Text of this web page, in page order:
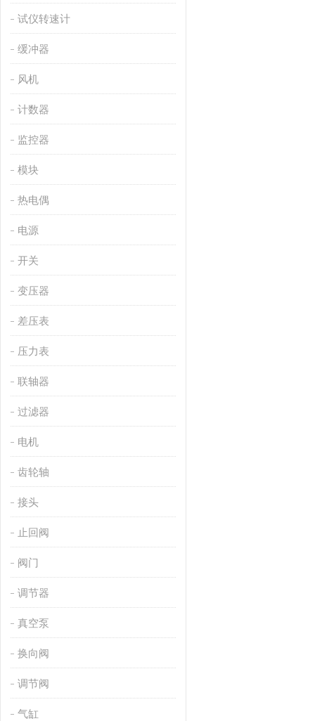
试仪转速计
缓冲器
风机
计数器
监控器
模块
热电偶
电源
开关
变压器
差压表
压力表
联轴器
过滤器
电机
齿轮轴
接头
止回阀
阀门
调节器
真空泵
换向阀
调节阀
气缸